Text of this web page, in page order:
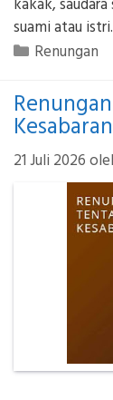
kakak,
suami atau
Kategori
Renungan
21 Juli 2026